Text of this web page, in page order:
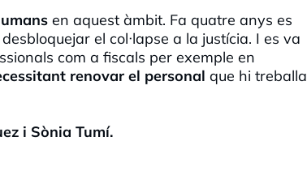
en aquest àmbit. Fa quatre anys es
el col·lapse a la justícia. I es va
com a fiscals per exemple en
renovar el personal que hi treballa
i Sònia Tumí.